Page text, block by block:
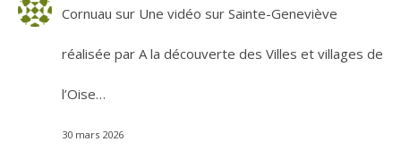
Cornuau sur Une vidéo sur Sainte-Geneviève
réalisée par A la découverte des Villes et villages de
l’Oise…
30 mars 2026